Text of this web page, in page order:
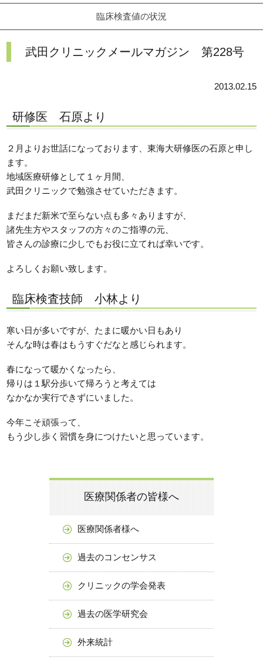
臨床検査値の状況
武田クリニックメールマガジン 第228号
2013.02.15
研修医 石原より
２月よりお世話になっております、東海大研修医の石原と申し
ます。
地域医療研修として１ヶ月間、
武田クリニックで勉強させていただきます。
まだまだ新米で至らない点も多々ありますが、
諸先生方やスタッフの方々のご指導の元、
皆さんの診療に少しでもお役に立てれば幸いです。
よろしくお願い致します。
臨床検査技師 小林より
寒い日が多いですが、たまに暖かい日もあり
そんな時は春はもうすぐだなと感じられます。
春になって暖かくなったら、
帰りは１駅分歩いて帰ろうと考えては
なかなか実行できずにいました。
今年こそ頑張って、
もう少し歩く習慣を身につけたいと思っています。
医療関係者の皆様へ
医療関係者様へ
過去のコンセンサス
クリニックの学会発表
過去の医学研究会
外来統計